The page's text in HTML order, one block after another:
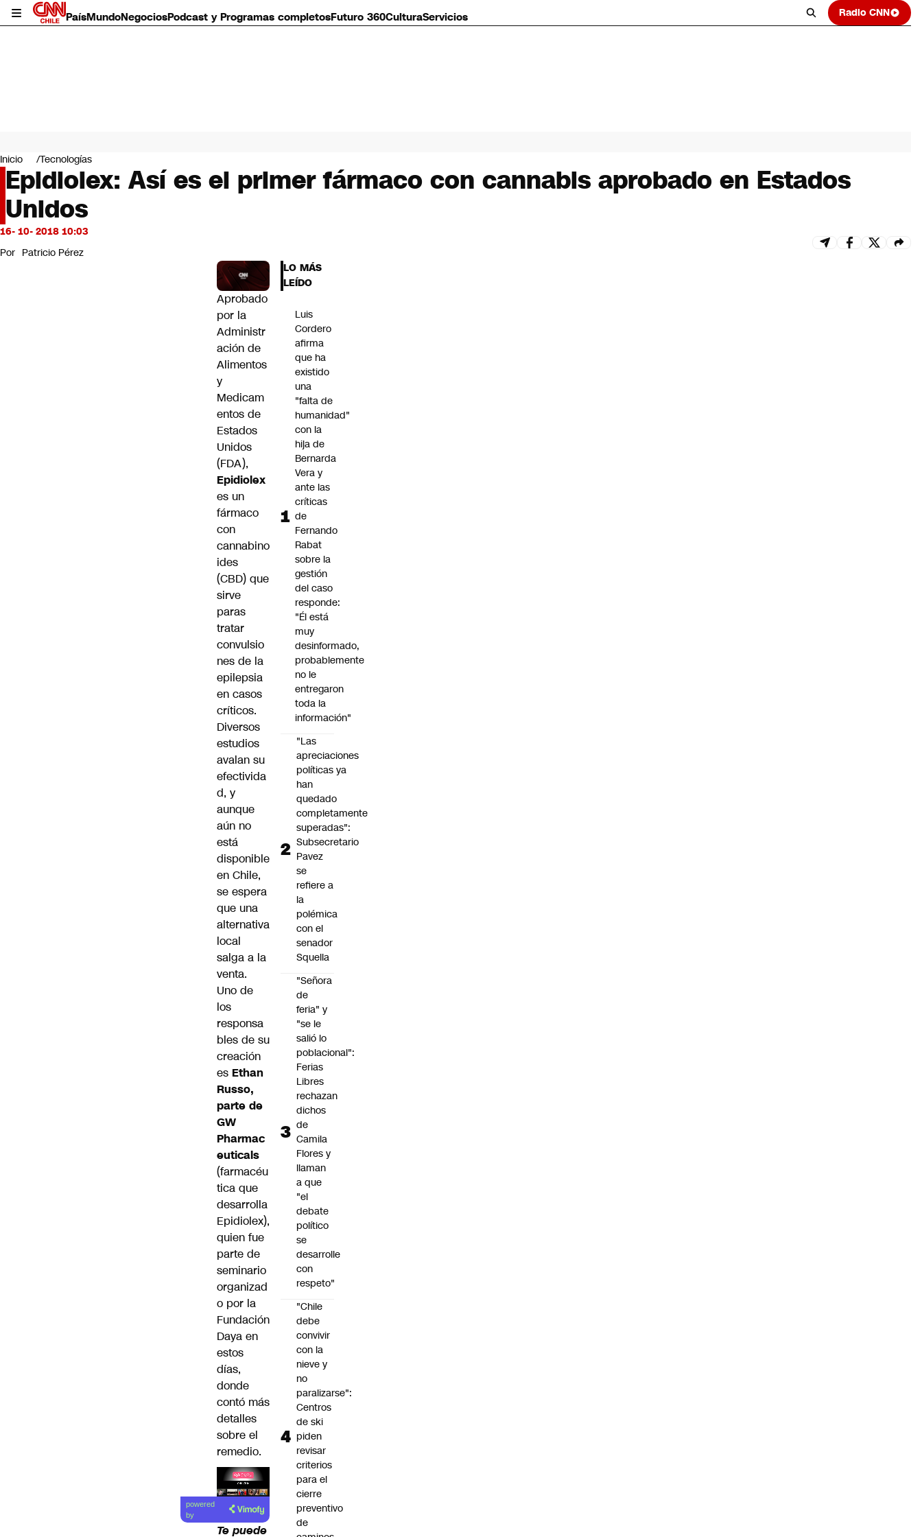
PaísMundoNegociosPodcast y Programas completosFuturo 360CulturaServicios Radio CNN
Mundo
Negocios
Deportes
Programas completos
Cultura
Servicios
Bits
CNN Data
Inicio Tecnologías
Epidiolex: Así es el primer fármaco con cannabis aprobado en Estados
Unidos
16- 10- 2018 10:03
Por Patricio Pérez
Aprobado
por la
Administr
ación de
Alimentos
y
Medicam
entos de
Estados
Unidos
(FDA),
Epidiolex
es un
fármaco
con
cannabino
ides
(CBD) que
sirve
paras
tratar
convulsio
nes de la
epilepsia
en casos
críticos.
Diversos
estudios
avalan su
efectivida
d, y
aunque
aún no
está
disponible
en Chile,
se espera
que una
alternativa
local
salga a la
venta.
Uno de
los
responsa
bles de su
creación
es Ethan
Russo,
parte de
GW
Pharmac
euticals
(farmacéu
tica que
desarrolla
Epidiolex),
quien fue
parte de
seminario
organizad
o por la
Fundación
Daya en
estos
días,
donde
contó más
detalles
sobre el
remedio.
Lea el
artículo
powered
by
Te puede
LO MÁS
LEÍDO
Luis
Cordero
afirma
que ha
existido
una
"falta de
humanidad"
con la
hija de
Bernarda
Vera y
ante las
críticas
de
Fernando
Rabat
sobre la
gestión
del caso
responde:
"Él está
muy
desinformado,
probablemente
no le
entregaron
toda la
información"
"Las
apreciaciones
políticas ya
han
quedado
completamente
superadas":
Subsecretario
Pavez
se
refiere a
la
polémica
con el
senador
Squella
"Señora
de
feria" y
"se le
salió lo
poblacional":
Ferias
Libres
rechazan
dichos
de
Camila
Flores y
llaman
a que
"el
debate
político
se
desarrolle
con
respeto"
"Chile
debe
convivir
con la
nieve y
no
paralizarse":
Centros
de ski
piden
revisar
criterios
para el
cierre
preventivo
de